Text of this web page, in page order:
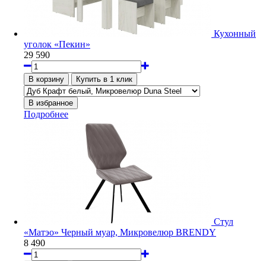
Кухонный
уголок «Пекин»
29 590
Подробнее
Стул
«Матэо» Черный муар, Микровелюр BRENDY
8 490